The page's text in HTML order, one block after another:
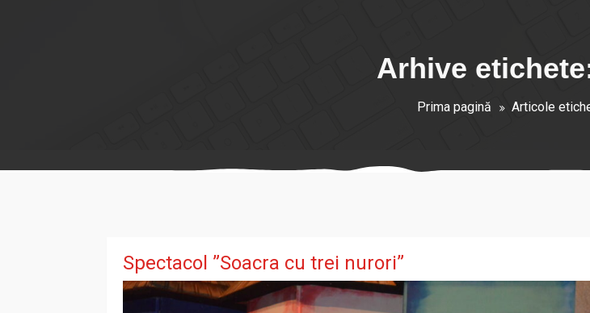
Arhive
Prima pagină Articole
Spectacol ”Soacra cu trei nurori”